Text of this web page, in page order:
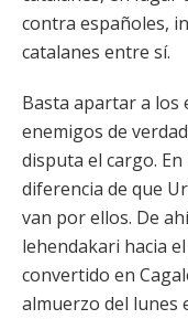
contra españoles,
catalanes entre sí.
Basta apartar a los
enemigos de
disputa el cargo.
diferencia de que
van por ellos. De
lehendakari hacia
convertido en
almuerzo del lunes